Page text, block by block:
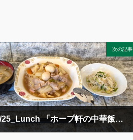
次の記事
2025/02/25_Lunch 「ホープ軒の中華飯